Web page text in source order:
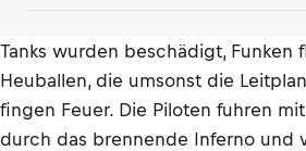
Tanks wurden beschädigt, Funken
Heuballen, die umsonst die
fingen Feuer. Die Piloten fuhren
durch das brennende Inferno und